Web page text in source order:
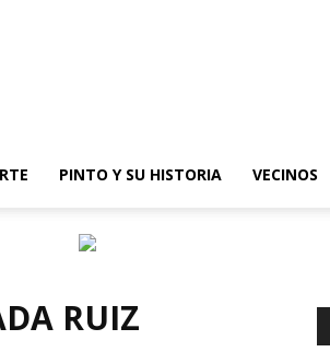
PINTO Y SU HISTORIA VECINOS
RUIZ